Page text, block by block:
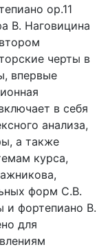
ор.11
В. Наговицина
черты в
впервые
в себя
анализа,
а также
курса,
форм С.В.
и фортепиано В.
для